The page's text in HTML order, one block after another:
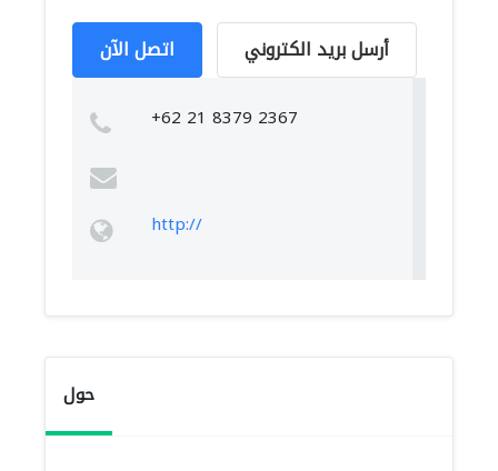
اتصل الآن أرسل بريد الكتروني
+62 21 8379 2367
http://
حول